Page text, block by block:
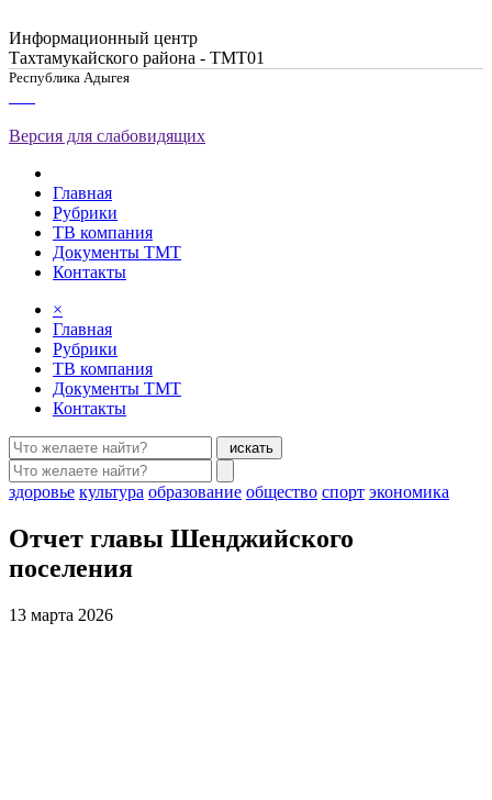
Информационный центр
Тахтамукайского района - ТМТ01
Республика Адыгея
Версия для слабовидящих
Главная
Рубрики
ТВ компания
Документы ТМТ
Контакты
×
Главная
Рубрики
ТВ компания
Документы ТМТ
Контакты
искать
здоровье культура образование общество спорт экономика
Отчет главы Шенджийского
поселения
13 марта 2026